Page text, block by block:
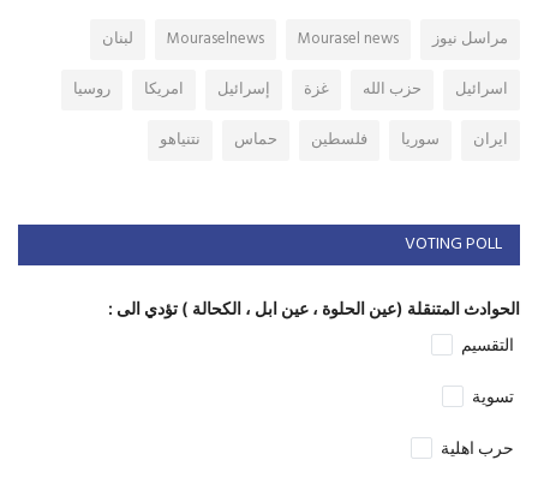
مراسل نيوز Mourasel news
Mouraselnews
لبنان
اسرائيل
حزب الله غزة إسرائيل امريكا
روسيا
ايران
سوريا فلسطين حماس نتنياهو
VOTING POLL
الحوادث المتنقلة (عين الحلوة ، عين ابل ، الكحالة ) تؤدي الى :
التقسيم
تسوية
حرب اهلية